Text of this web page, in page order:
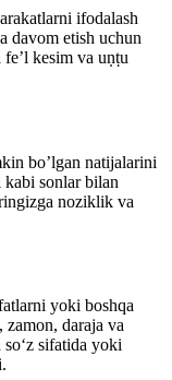
ifodalash
davom etish uchun
kesim va uṇṭu
bo’lgan natijalarini
sonlar bilan
noziklik va
yoki boshqa
zamon, daraja va
sifatida yoki